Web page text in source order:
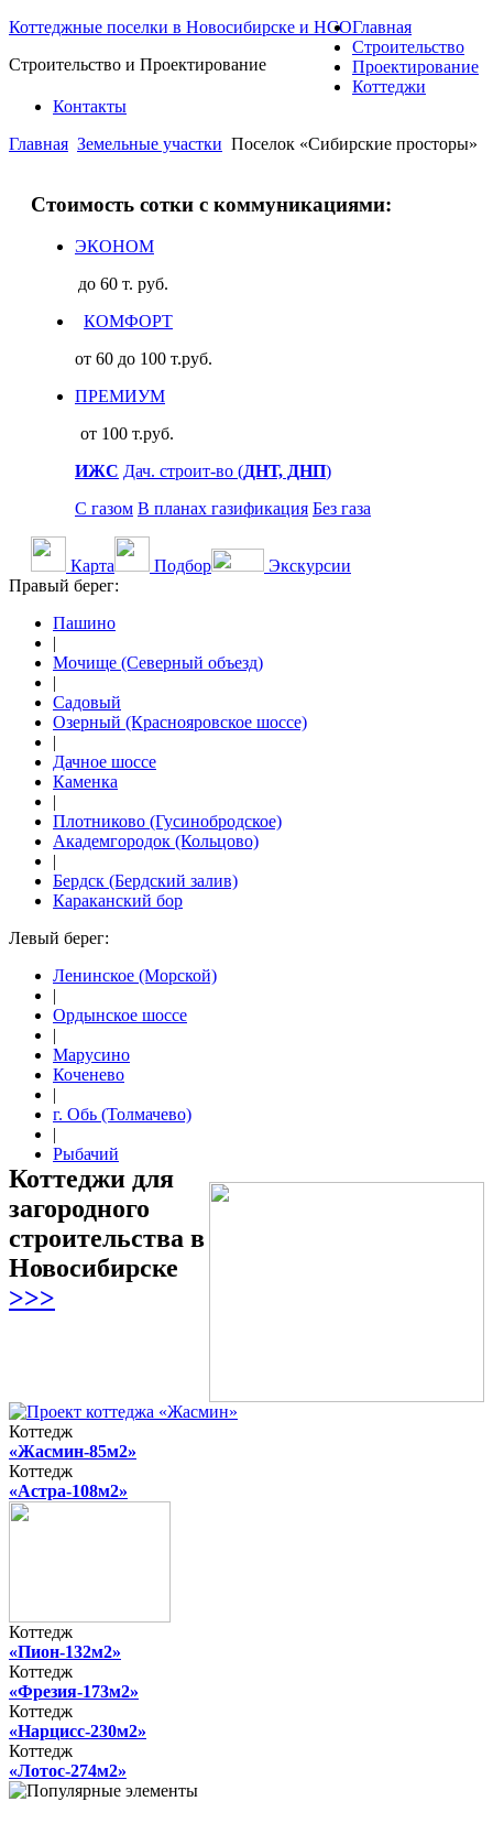
Коттеджные поселки в Новосибирске и НСО
Строительство и Проектирование
Главная
Строительство
Проектирование
Коттеджи
Контакты
Главная Земельные участки Поселок «Сибирские просторы»
Стоимость сотки с коммуникациями:
ЭКОНОМ
до 60 т. руб.
КОМФОРТ
от 60 до 100 т.руб.
ПРЕМИУМ
от 100 т.руб.
ИЖС Дач. строит-во (ДНТ, ДНП)
С газом В планах газификация Без газа
Карта Подбор
Экскурсии
Правый берег:
Пашино
|
Мочище (Северный объезд)
|
Садовый
Озерный (Краснояровское шоссе)
|
Дачное шоссе
Каменка
|
Плотниково (Гусинобродское)
Академгородок (Кольцово)
|
Бердск (Бердский залив)
Караканский бор
Левый берег:
Ленинское (Морской)
|
Ордынское шоссе
|
Марусино
Коченево
|
г. Обь (Толмачево)
|
Рыбачий
Коттеджи для
загородного
строительства в
Новосибирске
>>>
Коттедж
«Жасмин-85м2»
Коттедж
«Астра-108м2»
Коттедж
«Пион-132м2»
Коттедж
«Фрезия-173м2»
Коттедж
«Нарцисс-230м2»
Коттедж
«Лотос-274м2»